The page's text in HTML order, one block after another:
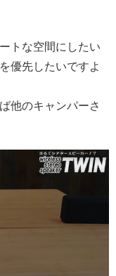
トな空間にしたい
優先したいですよ
他のキャンパーさ